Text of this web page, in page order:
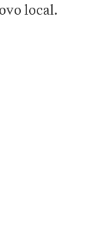
local.